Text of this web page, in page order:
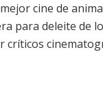
cine de
para deleite de
críticos